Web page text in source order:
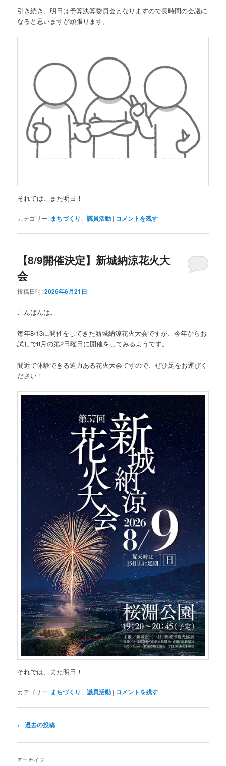
引き続き、明日は予算決算委員会となりますので長時間の会議に
なると思いますが頑張ります。
それでは、また明日！
カテゴリー: まちづくり 、議員活動 | コメントを残す
【8/9開催決定】新城納涼花火大
会
投稿日時:2026年6月21日
こんばんは。
毎年8/13に開催をしてきた新城納涼花火大会ですが、今年からお
試しで8月の第2日曜日に開催をしてみるようです。
間近で体験できる迫力ある花火大会ですので、ぜひ足をお運びく
ださい！
それでは、また明日！
カテゴリー: まちづくり 、議員活動 | コメントを残す
投
ナ
← 過去の投稿
アーカイブ